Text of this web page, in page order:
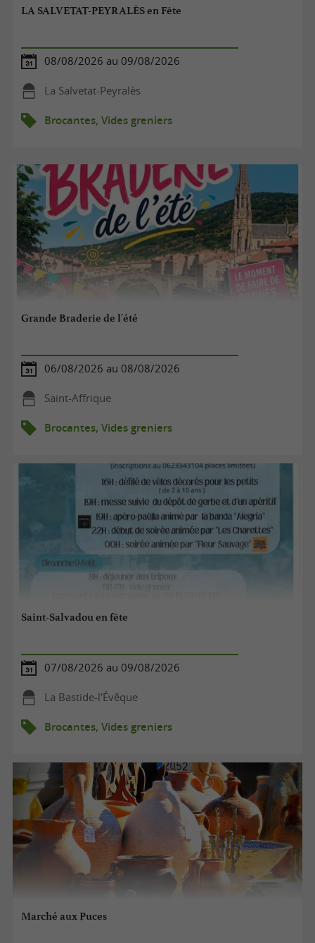
LA SALVETAT-PEYRALÈS en Fête
08/08/2026 au 09/08/2026
La Salvetat-Peyralès
Brocantes, Vides greniers
Grande Braderie de l'été
06/08/2026 au 08/08/2026
Saint-Affrique
Brocantes, Vides greniers
Saint-Salvadou en fête
07/08/2026 au 09/08/2026
La Bastide-l'Évêque
Brocantes, Vides greniers
Marché aux Puces